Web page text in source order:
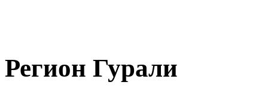
Регион Гурали